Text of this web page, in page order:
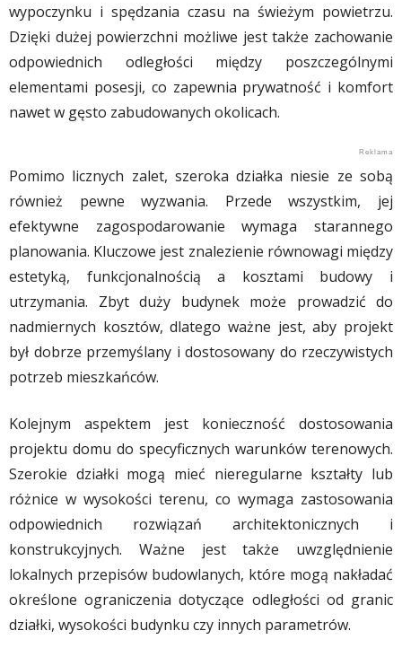
wypoczynku i spędzania czasu na świeżym powietrzu.
Dzięki dużej powierzchni możliwe jest także zachowanie
odpowiednich odległości między poszczególnymi
elementami posesji, co zapewnia prywatność i komfort
nawet w gęsto zabudowanych okolicach.
Pomimo licznych zalet, szeroka działka niesie ze sobą
również pewne wyzwania. Przede wszystkim, jej
efektywne zagospodarowanie wymaga starannego
planowania. Kluczowe jest znalezienie równowagi między
estetyką, funkcjonalnością a kosztami budowy i
utrzymania. Zbyt duży budynek może prowadzić do
nadmiernych kosztów, dlatego ważne jest, aby projekt
był dobrze przemyślany i dostosowany do rzeczywistych
potrzeb mieszkańców.
Kolejnym aspektem jest konieczność dostosowania
projektu domu do specyficznych warunków terenowych.
Szerokie działki mogą mieć nieregularne kształty lub
różnice w wysokości terenu, co wymaga zastosowania
odpowiednich rozwiązań architektonicznych i
konstrukcyjnych. Ważne jest także uwzględnienie
lokalnych przepisów budowlanych, które mogą nakładać
określone ograniczenia dotyczące odległości od granic
działki, wysokości budynku czy innych parametrów.